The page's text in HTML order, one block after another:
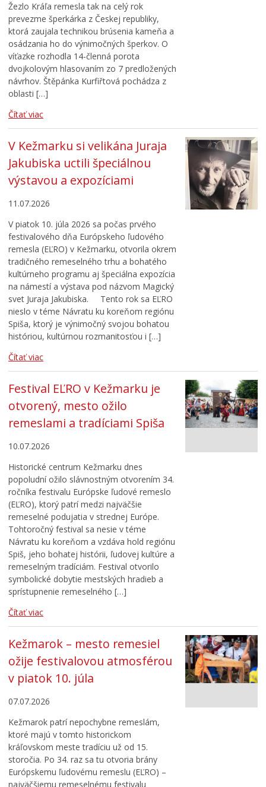
Žezlo Kráľa remesla tak na celý rok
prevezme šperkárka z Českej republiky,
ktorá zaujala technikou brúsenia kameňa a
osádzania ho do výnimočných šperkov. O
víťazke rozhodla 14-členná porota
dvojkolovým hlasovaním zo 7 predložených
návrhov. Štěpánka Kurfiřtová pochádza z
oblasti […]
Čítať viac
V Kežmarku si velikána Juraja
Jakubiska uctili špeciálnou
výstavou a expozíciami
11.07.2026
V piatok 10. júla 2026 sa počas prvého
festivalového dňa Európskeho ľudového
remesla (EĽRO) v Kežmarku, otvorila okrem
tradičného remeselného trhu a bohatého
kultúrneho programu aj špeciálna expozícia
na námestí a výstava pod názvom Magický
svet Juraja Jakubiska. Tento rok sa EĽRO
nieslo v téme Návratu ku koreňom regiónu
Spiša, ktorý je výnimočný svojou bohatou
históriou, kultúrnou rozmanitosťou i […]
Čítať viac
Festival EĽRO v Kežmarku je
otvorený, mesto ožilo
remeslami a tradíciami Spiša
10.07.2026
Historické centrum Kežmarku dnes
popoludní ožilo slávnostným otvorením 34.
ročníka festivalu Európske ľudové remeslo
(EĽRO), ktorý patrí medzi najväčšie
remeselné podujatia v strednej Európe.
Tohtoročný festival sa nesie v téme
Návratu ku koreňom a vzdáva hold regiónu
Spiš, jeho bohatej histórii, ľudovej kultúre a
remeselným tradíciám. Festival otvorilo
symbolické dobytie mestských hradieb a
sprístupnenie remeselného […]
Čítať viac
Kežmarok – mesto remesiel
ožije festivalovou atmosférou
v piatok 10. júla
07.07.2026
Kežmarok patrí nepochybne remeslám,
ktoré majú v tomto historickom
kráľovskom meste tradíciu už od 15.
storočia. Po 34. raz sa tu otvoria brány
Európskemu ľudovému remeslu (EĽRO) –
najväčšiemu remeselnému festivalu